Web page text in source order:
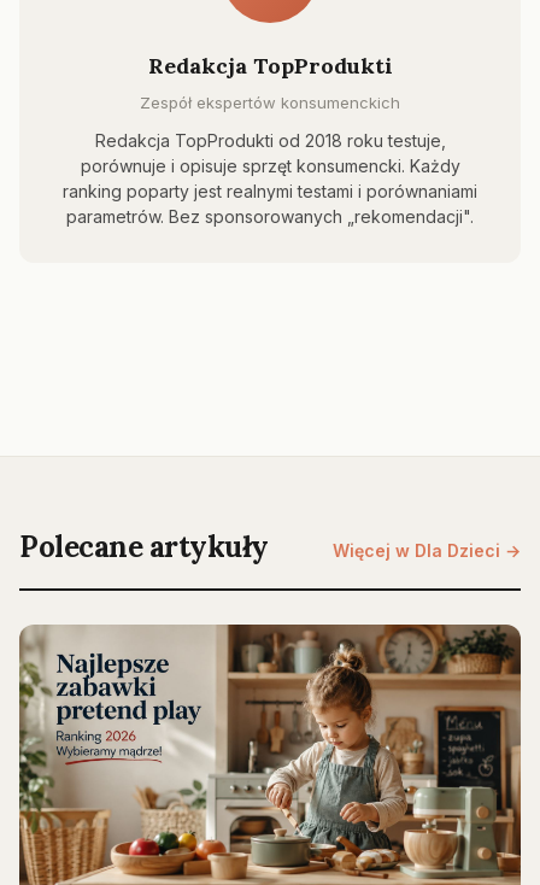
Redakcja TopProdukti
Zespół ekspertów konsumenckich
Redakcja TopProdukti od 2018 roku testuje,
porównuje i opisuje sprzęt konsumencki. Każdy
ranking poparty jest realnymi testami i porównaniami
parametrów. Bez sponsorowanych „rekomendacji".
Polecane artykuły Więcej w Dla Dzieci →